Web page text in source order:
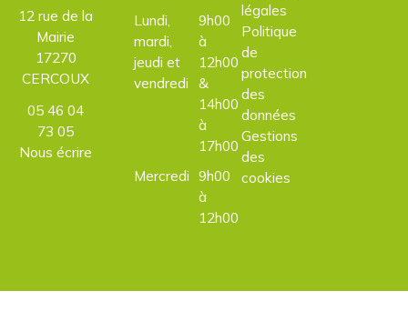
12 rue de la
Mairie
17270
CERCOUX
05 46 04
73 05
Nous écrire
Lundi,
mardi,
jeudi et
vendredi
9h00
à
12h00
&
14h00
à
17h00
Mercredi 9h00
à
12h00
légales
Politique
de
protection
des
données
Gestions
des
cookies